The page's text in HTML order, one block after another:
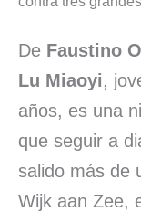
b
o
o
e
I
De Faustino
Lu Miaoyi,
años, es una
que seguir a
salido más de
Wijk aan Zee,